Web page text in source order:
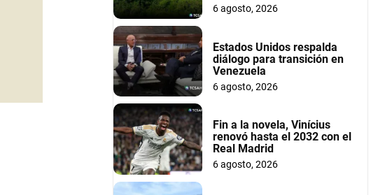
6 agosto, 2026
Estados Unidos respalda
diálogo para transición en
Venezuela
6 agosto, 2026
Fin a la novela, Vinícius
renovó hasta el 2032 con el
Real Madrid
6 agosto, 2026